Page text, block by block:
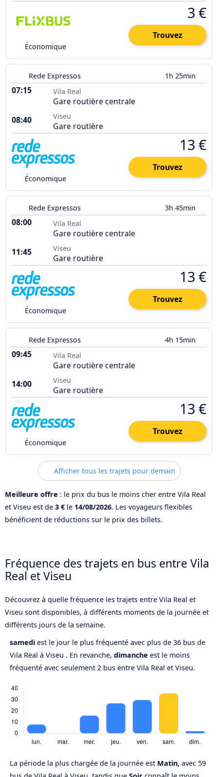
Économique
3 €
Trouvez
Rede Expressos 1h 25min
07:15 Vila Real
Gare routière centrale
08:40
Viseu
Gare routière
Économique
13 €
Trouvez
Rede Expressos 3h 45min
08:00 Vila Real
Gare routière centrale
11:45
Viseu
Gare routière
Économique
13 €
Trouvez
Rede Expressos 4h 15min
09:45 Vila Real
Gare routière centrale
14:00
Viseu
Gare routière
Économique
13 €
Trouvez
Afficher tous les trajets pour demain
Meilleure offre : le prix du bus le moins cher entre Vila Real
et Viseu est de 3 € le 14/08/2026. Les voyageurs flexibles
bénéficient de réductions sur le prix des billets.
Fréquence des trajets en bus entre Vila
Real et Viseu
Découvrez à quelle fréquence les trajets entre Vila Real et
Viseu sont disponibles, à différents moments de la journée et
différents jours de la semaine.
samedi est le jour le plus fréquenté avec plus de 36 bus de
Vila Real à Viseu . En revanche, dimanche est le moins
fréquenté avec seulement 2 bus entre Vila Real et Viseu.
La période la plus chargée de la journée est Matin, avec 59